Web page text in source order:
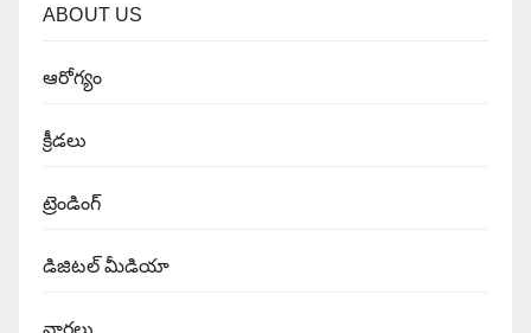
ABOUT US
ఆరోగ్యం
క్రీడలు
ట్రెండింగ్
డిజిటల్ మీడియా
వార్త‌లు